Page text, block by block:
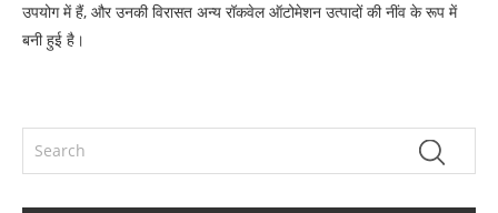
उपयोग में हैं, और उनकी विरासत अन्य रॉकवेल ऑटोमेशन उत्पादों की नींव के रूप में
बनी हुई है।